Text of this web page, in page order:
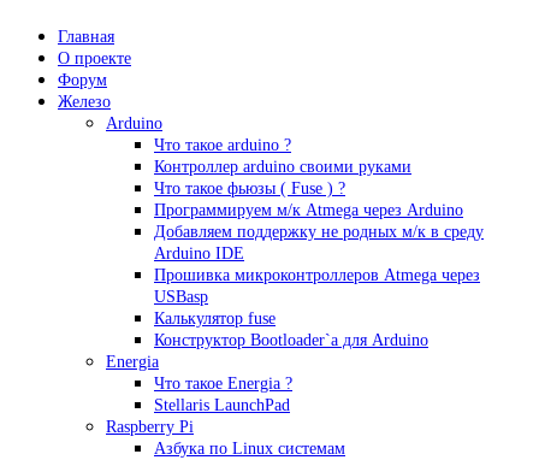
Главная
О проекте
Форум
Железо
Arduino
Что такое аrduino ?
Контроллер arduino своими руками
Что такое фьюзы ( Fuse ) ?
Программируем м/к Atmega через Arduino
Добавляем поддержку не родных м/к в среду
Arduino IDE
Прошивка микроконтроллеров Atmega через
USBasp
Калькулятор fuse
Конструктор Bootloader`а для Arduino
Energia
Что такое Energia ?
Stellaris LaunchPad
Raspberry Pi
Азбука по Linux системам